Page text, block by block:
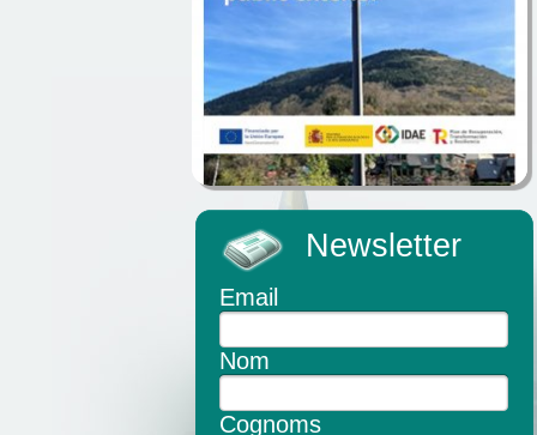
Newsletter
Email
Nom
Cognoms